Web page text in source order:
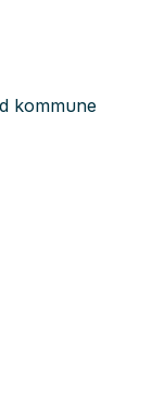
kommune